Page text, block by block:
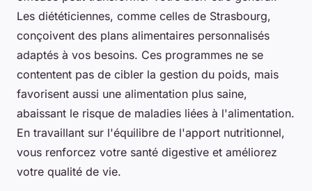
Les diététiciennes, comme celles de Strasbourg,
conçoivent des plans alimentaires personnalisés
adaptés à vos besoins. Ces programmes ne se
contentent pas de cibler la gestion du poids, mais
favorisent aussi une alimentation plus saine,
abaissant le risque de maladies liées à l'alimentation.
En travaillant sur l'équilibre de l'apport nutritionnel,
vous renforcez votre santé digestive et améliorez
votre qualité de vie.